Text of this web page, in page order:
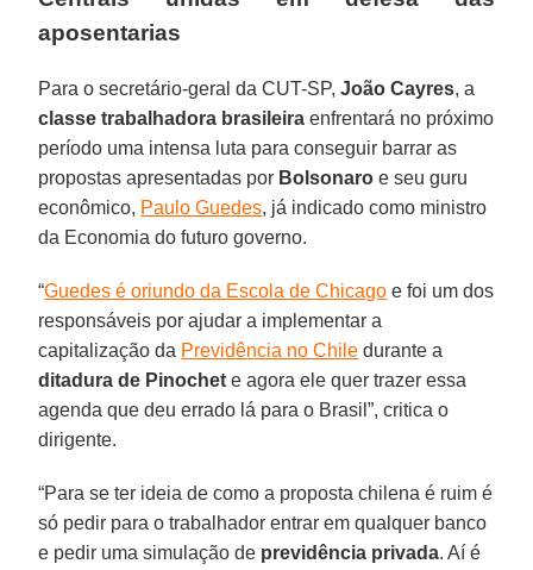
aposentarias
Para o secretário-geral da CUT-SP, João Cayres, a
classe trabalhadora brasileira enfrentará no próximo
período uma intensa luta para conseguir barrar as
propostas apresentadas por Bolsonaro e seu guru
econômico, Paulo Guedes, já indicado como ministro
da Economia do futuro governo.
“Guedes é oriundo da Escola de Chicago e foi um dos
responsáveis por ajudar a implementar a
capitalização da Previdência no Chile durante a
ditadura de Pinochet e agora ele quer trazer essa
agenda que deu errado lá para o Brasil”, critica o
dirigente.
“Para se ter ideia de como a proposta chilena é ruim é
só pedir para o trabalhador entrar em qualquer banco
e pedir uma simulação de previdência privada. Aí é